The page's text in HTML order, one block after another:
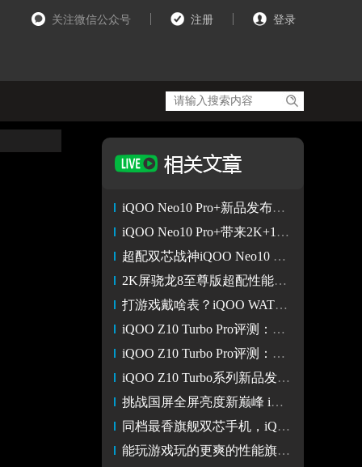
关注微信公众号 注册 登录
iQOO Neo10 Pro+新品发布活动
iQOO Neo10 Pro+带来2K+144FPS超分超帧并发
超配双芯战神iQOO Neo10 Pro+ 挑战行业最高1% Low帧
2K屏骁龙8至尊版超配性能旗舰 iQOO Neo10 Pro+正式官宣
打游戏戴啥表？iQOO WATCH 5 成 KPL 选手 “上分神器”
iQOO Z10 Turbo Pro评测：同档位性能续航小灭霸 游戏爱不释手
iQOO Z10 Turbo Pro评测：同级最强的性能体验和续航王者
iQOO Z10 Turbo系列新品发布会
挑战国屏全屏亮度新巅峰 iQOO Z10 Turbo系列将于4.28亮相
同档最香旗舰双芯手机，iQOO Neo10 Pro仅需2294元还有24期免息
能玩游戏玩的更爽的性能旗舰iQOO Neo10 Pro